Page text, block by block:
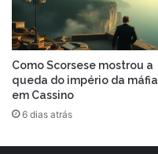
Como Scorsese mostrou a
queda do império da máfia
em Cassino
6 dias atrás